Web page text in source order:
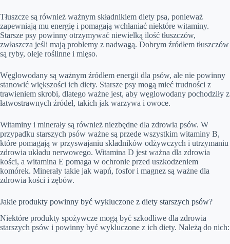
Tłuszcze są również ważnym składnikiem diety psa, ponieważ
zapewniają mu energię i pomagają wchłaniać niektóre witaminy.
Starsze psy powinny otrzymywać niewielką ilość tłuszczów,
zwłaszcza jeśli mają problemy z nadwagą. Dobrym źródłem tłuszczów
są ryby, oleje roślinne i mięso.
Węglowodany są ważnym źródłem energii dla psów, ale nie powinny
stanowić większości ich diety. Starsze psy mogą mieć trudności z
trawieniem skrobi, dlatego ważne jest, aby węglowodany pochodziły z
łatwostrawnych źródeł, takich jak warzywa i owoce.
Witaminy i minerały są również niezbędne dla zdrowia psów. W
przypadku starszych psów ważne są przede wszystkim witaminy B,
które pomagają w przyswajaniu składników odżywczych i utrzymaniu
zdrowia układu nerwowego. Witamina D jest ważna dla zdrowia
kości, a witamina E pomaga w ochronie przed uszkodzeniem
komórek. Minerały takie jak wapń, fosfor i magnez są ważne dla
zdrowia kości i zębów.
Jakie produkty powinny być wykluczone z diety starszych psów?
Niektóre produkty spożywcze mogą być szkodliwe dla zdrowia
starszych psów i powinny być wykluczone z ich diety. Należą do nich: